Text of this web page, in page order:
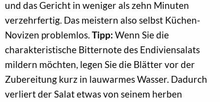
und das Gericht in weniger als zehn Minuten
verzehrfertig. Das meistern also selbst Küchen-
Novizen problemlos. Tipp: Wenn Sie die
charakteristische Bitternote des Endiviensalats
mildern möchten, legen Sie die Blätter vor der
Zubereitung kurz in lauwarmes Wasser. Dadurch
verliert der Salat etwas von seinem herben